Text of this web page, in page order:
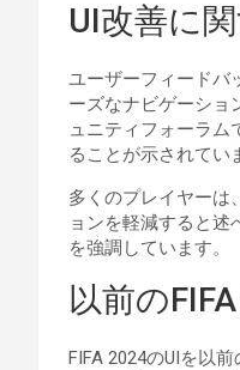
UI改善に
ユーザーフィードバ
ーズなナビゲーショ
ュニティフォーラム
ることが示されてい
多くのプレイヤーは
ョンを軽減すると
を強調しています。
以前の
FIFA 2024のUIを以